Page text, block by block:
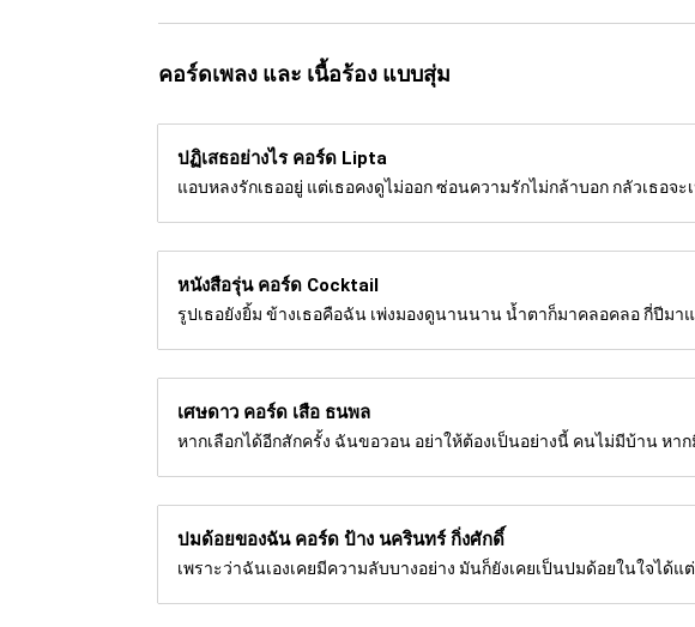
คอร์ดเพลง และ เนื้อร้อง แบบสุ่ม
ปฏิเสธอย่างไร คอร์ด Lipta
แอบหลงรักเธออยู่ แต่เธอคงดูไม่ออก ซ่อนความรักไม่กล้าบอก กลัวเธอจะ
หนังสือรุ่น คอร์ด Cocktail
รูปเธอยังยิ้ม ข้างเธอคือฉัน เพ่งมองดูนานนาน น้ำตาก็มาคลอคลอ กี่ปีมา
เศษดาว คอร์ด เสือ ธนพล
หากเลือกได้อีกสักครั้ง ฉันขอวอน อย่าให้ต้องเป็นอย่างนี้ คนไม่มีบ้าน หา
ปมด้อยของฉัน คอร์ด ป้าง นครินทร์ กิ่งศักดิ์
เพราะว่าฉันเองเคยมีความลับบางอย่าง มันก็ยังเคยเป็นปมด้อยในใจได้